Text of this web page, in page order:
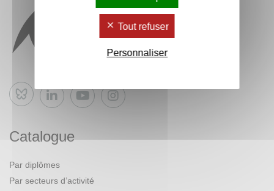
Bluesky
Catalogue
Par diplômes
Par secteurs d’activité
Tout refuser
Personnaliser